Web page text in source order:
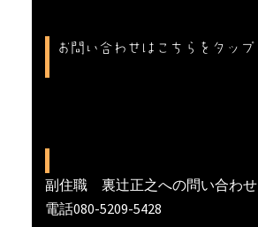
お問い合わせはこちらをタップ
副住職 裏辻正之への問い合わせ
電話080-5209-5428